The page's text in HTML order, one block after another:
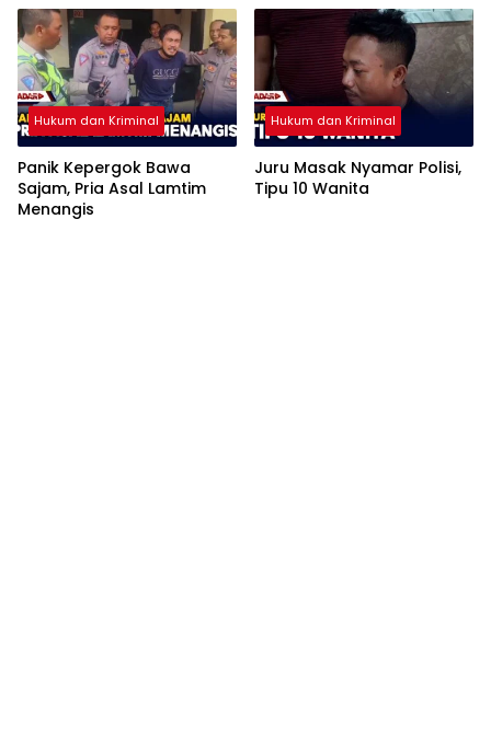
Hukum dan Kriminal
Panik Kepergok Bawa
Sajam, Pria Asal Lamtim
Menangis
Hukum dan Kriminal
Juru Masak Nyamar Polisi,
Tipu 10 Wanita